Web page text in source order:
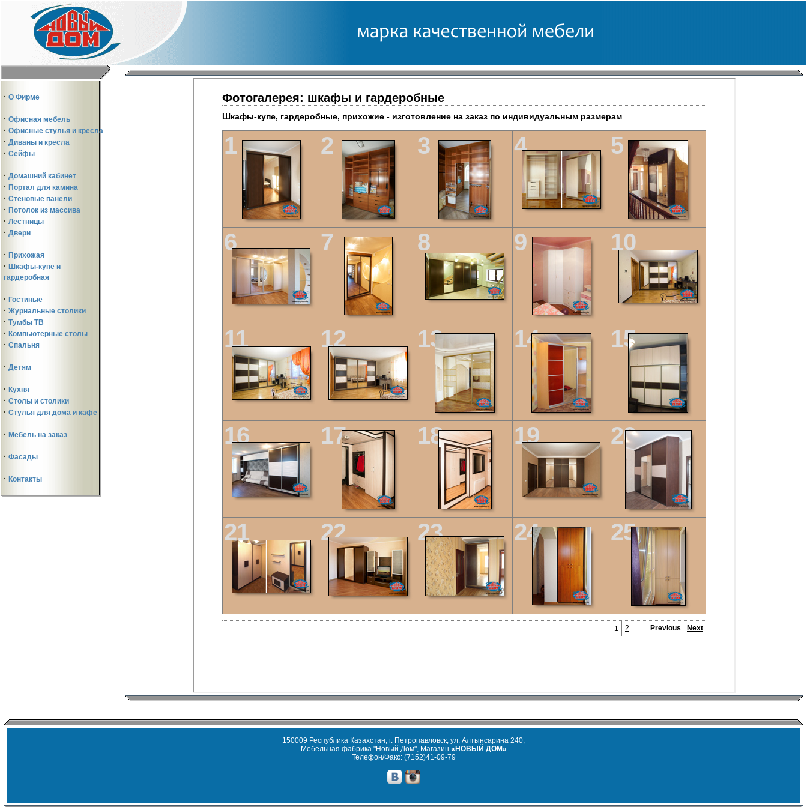
· О Фирме
· Офисная мебель
· Офисные стулья и кресла
· Диваны и кресла
· Сейфы
· Домашний кабинет
· Портал для камина
· Стеновые панели
· Потолок из массива
· Лестницы
· Двери
· Прихожая
· Шкафы-купе и
гардеробная
· Гостиные
· Журнальные столики
· Тумбы ТВ
· Компьютерные столы
· Спальня
· Детям
· Кухня
· Столы и столики
· Стулья для дома и кафе
· Мебель на заказ
· Фасады
· Контакты
150009 Республика Казахстан, г. Петропавловск, ул. Алтынсарина 240,
Мебельная фабрика "Новый Дом", Магазин «НОВЫЙ ДОМ»
Телефон/Факс: (7152)41-09-79